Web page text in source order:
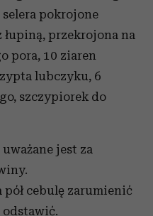
pokrojone
łupiną, przekrojona na
pora, 10 ziaren
lubczyku, 6
szczypiorek do
jest za
cebulę zarumienić
odstawić.